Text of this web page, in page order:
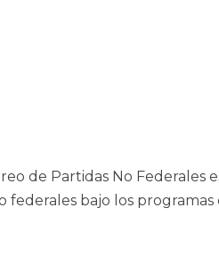
de Partidas No Federales
federales bajo los programas